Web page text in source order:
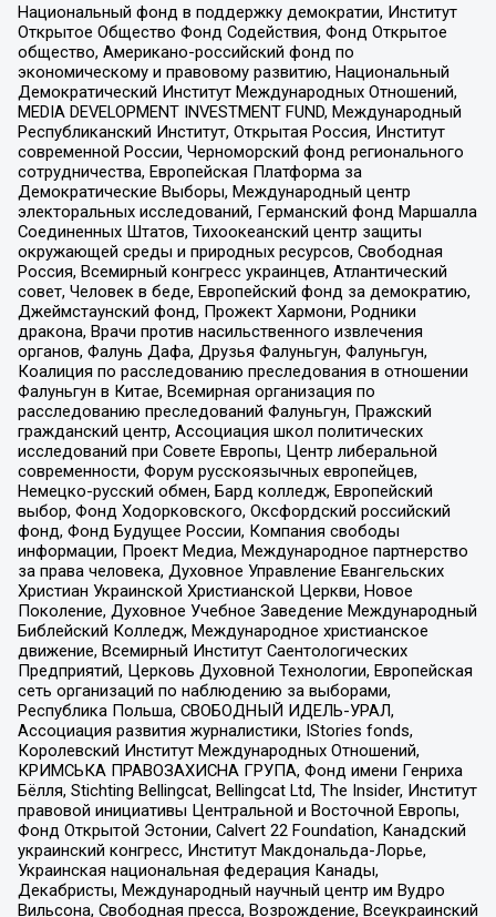
Национальный фонд в поддержку демократии, Институт
Открытое Общество Фонд Содействия, Фонд Открытое
общество, Американо-российский фонд по
экономическому и правовому развитию, Национальный
Демократический Институт Международных Отношений,
MEDIA DEVELOPMENT INVESTMENT FUND, Международный
Республиканский Институт, Открытая Россия, Институт
современной России, Черноморский фонд регионального
сотрудничества, Европейская Платформа за
Демократические Выборы, Международный центр
электоральных исследований, Германский фонд Маршалла
Соединенных Штатов, Тихоокеанский центр защиты
окружающей среды и природных ресурсов, Свободная
Россия, Всемирный конгресс украинцев, Атлантический
совет, Человек в беде, Европейский фонд за демократию,
Джеймстаунский фонд, Прожект Хармони, Родники
дракона, Врачи против насильственного извлечения
органов, Фалунь Дафа, Друзья Фалуньгун, Фалуньгун,
Коалиция по расследованию преследования в отношении
Фалуньгун в Китае, Всемирная организация по
расследованию преследований Фалуньгун, Пражский
гражданский центр, Ассоциация школ политических
исследований при Совете Европы, Центр либеральной
современности, Форум русскоязычных европейцев,
Немецко-русский обмен, Бард колледж, Европейский
выбор, Фонд Ходорковского, Оксфордский российский
фонд, Фонд Будущее России, Компания свободы
информации, Проект Медиа, Международное партнерство
за права человека, Духовное Управление Евангельских
Христиан Украинской Христианской Церкви, Новое
Поколение, Духовное Учебное Заведение Международный
Библейский Колледж, Международное христианское
движение, Всемирный Институт Саентологических
Предприятий, Церковь Духовной Технологии, Европейская
сеть организаций по наблюдению за выборами,
Республика Польша, СВОБОДНЫЙ ИДЕЛЬ-УРАЛ,
Ассоциация развития журналистики, IStories fonds,
Королевский Институт Международных Отношений,
КРИМСЬКА ПРАВОЗАХИСНА ГРУПА, Фонд имени Генриха
Бёлля, Stichting Bellingcat, Bellingcat Ltd, The Insider, Институт
правовой инициативы Центральной и Восточной Европы,
Фонд Открытой Эстонии, Calvert 22 Foundation, Канадский
украинский конгресс, Институт Макдональда-Лорье,
Украинская национальная федерация Канады,
Декабристы, Международный научный центр им Вудро
Вильсона, Свободная пресса, Возрождение, Всеукраинский